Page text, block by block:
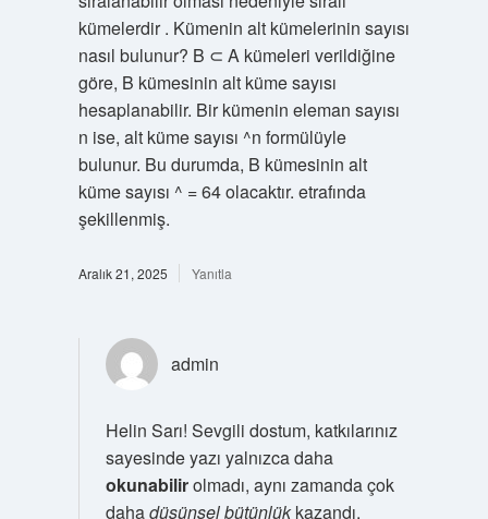
kümelerdir . Kümenin alt kümelerinin sayısı
nasıl bulunur? B ⊂ A kümeleri verildiğine
göre, B kümesinin alt küme sayısı
hesaplanabilir. Bir kümenin eleman sayısı
n ise, alt küme sayısı ^n formülüyle
bulunur. Bu durumda, B kümesinin alt
küme sayısı ^ = 64 olacaktır. etrafında
şekillenmiş.
Aralık 21, 2025 Yanıtla
admin
Helin Sarı! Sevgili dostum, katkılarınız
sayesinde yazı yalnızca daha
okunabilirolmadı, aynı zamanda çok
dahadüşünsel bütünlükkazandı.